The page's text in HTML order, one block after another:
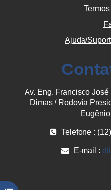
Ajuda/
Av. Eng. Francisco
Dimas / Rodovia
Telefone :
E-mail :